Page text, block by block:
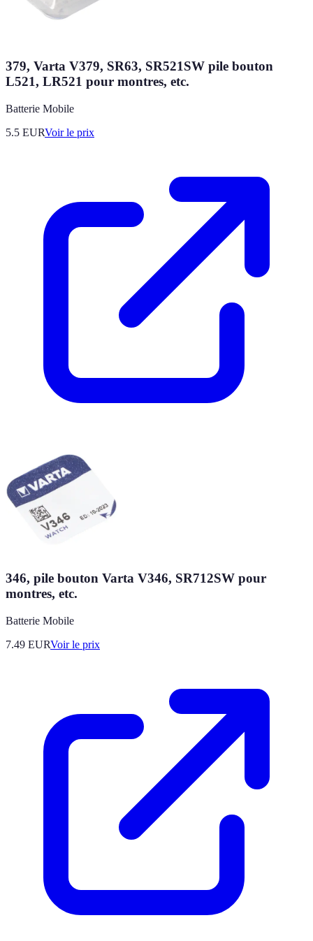
379, Varta V379, SR63, SR521SW pile bouton
L521, LR521 pour montres, etc.
Batterie Mobile
5.5 EURVoir le prix
346, pile bouton Varta V346, SR712SW pour
montres, etc.
Batterie Mobile
7.49 EURVoir le prix